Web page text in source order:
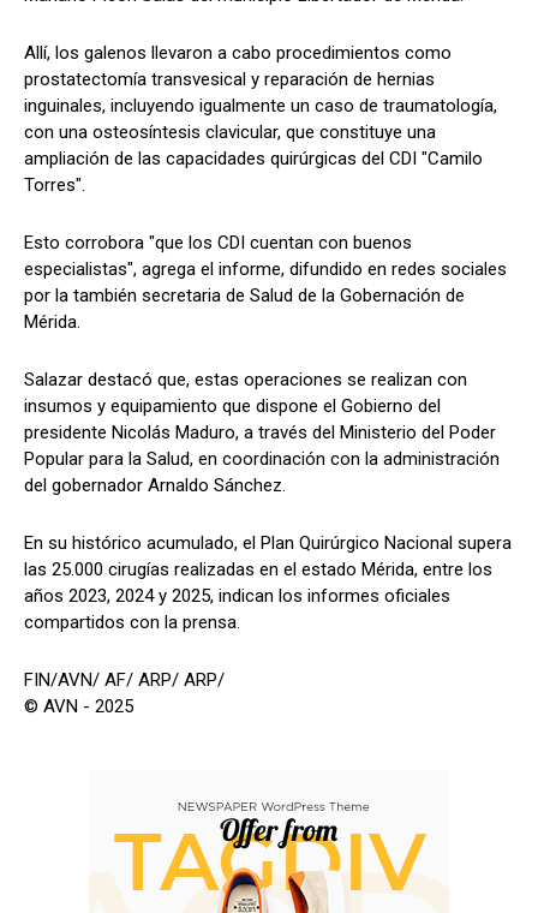
Allí, los galenos llevaron a cabo procedimientos como
prostatectomía transvesical y reparación de hernias
inguinales, incluyendo igualmente un caso de traumatología,
con una osteosíntesis clavicular, que constituye una
ampliación de las capacidades quirúrgicas del CDI "Camilo
Torres".
Esto corrobora "que los CDI cuentan con buenos
especialistas", agrega el informe, difundido en redes sociales
por la también secretaria de Salud de la Gobernación de
Mérida.
Salazar destacó que, estas operaciones se realizan con
insumos y equipamiento que dispone el Gobierno del
presidente Nicolás Maduro, a través del Ministerio del Poder
Popular para la Salud, en coordinación con la administración
del gobernador Arnaldo Sánchez.
En su histórico acumulado, el Plan Quirúrgico Nacional supera
las 25.000 cirugías realizadas en el estado Mérida, entre los
años 2023, 2024 y 2025, indican los informes oficiales
compartidos con la prensa.
FIN/AVN/ AF/ ARP/ ARP/
© AVN - 2025